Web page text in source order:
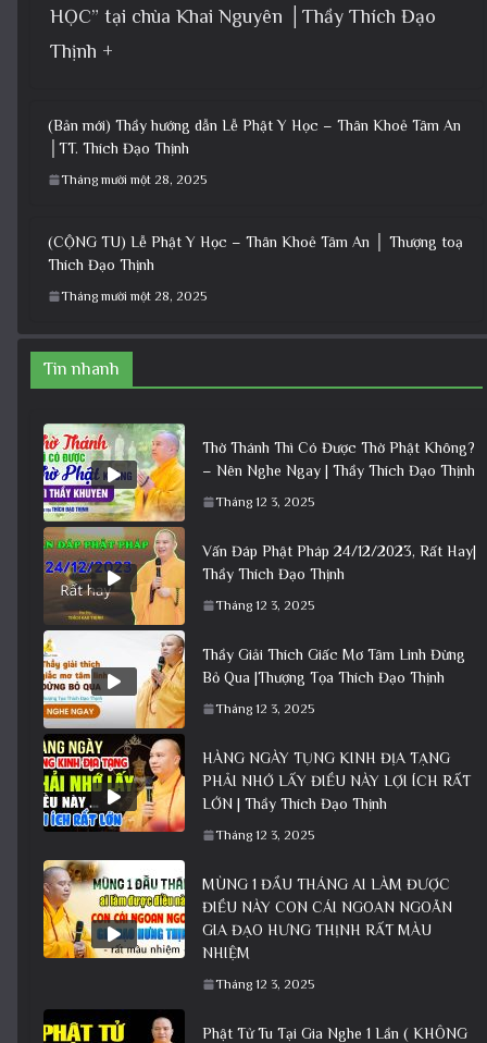
HỌC” tại chùa Khai Nguyên │Thầy Thích Đạo
Thịnh +
(Bản mới) Thầy hướng dẫn Lễ Phật Y Học – Thân Khoẻ Tâm An
│TT. Thích Đạo Thịnh
Tháng mười một 28, 2025
(CỘNG TU) Lễ Phật Y Học – Thân Khoẻ Tâm An │ Thượng toạ
Thích Đạo Thịnh
Tháng mười một 28, 2025
Tin nhanh
Thờ Thánh Thì Có Được Thờ Phật Không?
– Nên Nghe Ngay | Thầy Thích Đạo Thịnh
Tháng 12 3, 2025
Vấn Đáp Phật Pháp 24/12/2023, Rất Hay|
Thầy Thích Đạo Thịnh
Tháng 12 3, 2025
Thầy Giải Thích Giấc Mơ Tâm Linh Đừng
Bỏ Qua |Thượng Tọa Thích Đạo Thịnh
Tháng 12 3, 2025
HÀNG NGÀY TỤNG KINH ĐỊA TẠNG
PHẢI NHỚ LẤY ĐIỀU NÀY LỢI ÍCH RẤT
LỚN | Thầy Thích Đạo Thịnh
Tháng 12 3, 2025
MÙNG 1 ĐẦU THÁNG AI LÀM ĐƯỢC
ĐIỀU NÀY CON CÁI NGOAN NGOÃN
GIA ĐẠO HƯNG THỊNH RẤT MÀU
NHIỆM
Tháng 12 3, 2025
Phật Tử Tu Tại Gia Nghe 1 Lần ( KHÔNG